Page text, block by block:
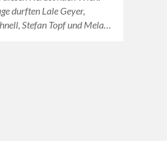
durften Lale Geyer,
Stefan Topf und Mela…